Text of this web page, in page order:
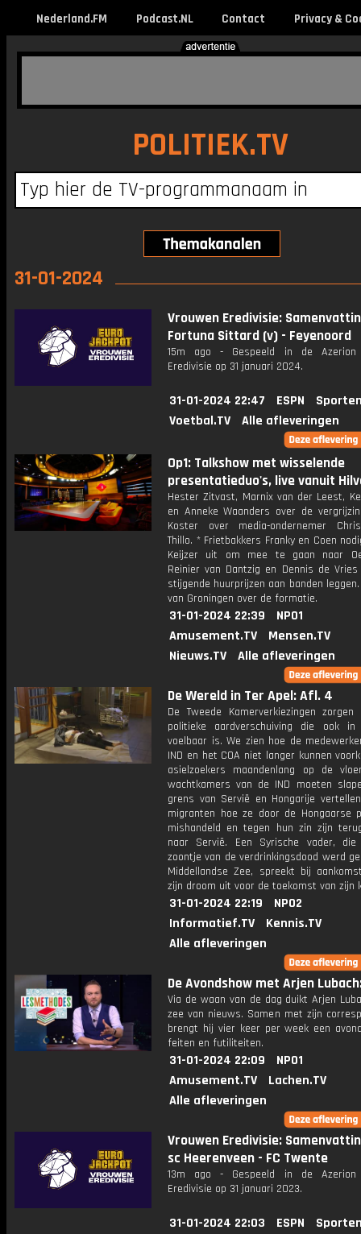
Nederland.FM Podcast.NL Contact Privacy &
POLITIEK.TV
31-01-2024
Vrouwen Eredivisie:
Fortuna Sittard (v) - Feyenoord
15m ago - Gespeeld in de Azerion
Eredivisie op 31 januari 2024.
31-01-2024 22:47 ESPN
Voetbal.TV
Alle afleveringen
Op1: Talkshow met wisselende
presentatieduo's, live vanuit
Hester Zitvast, Marnix van der Leest,
en Anneke Waanders over de
Koster over media-ondernemer
Thillo. * Frietbakkers Franky en Coen
Keijzer uit om mee te gaan naar
Reinier van Dantzig en Dennis de
stijgende huurprijzen aan banden
van Groningen over de formatie.
31-01-2024 22:39
NPO1
Amusement.TV
Mensen.TV
Nieuws.TV
Alle afleveringen
De Wereld in Ter Apel: Afl. 4
De Tweede Kamerverkiezingen
politieke aardverschuiving die ook in
voelbaar is. We zien hoe de
IND en het COA niet langer kunnen
asielzoekers maandenlang op de
wachtkamers van de IND moeten
grens van Servië en Hongarije
migranten hoe ze door de Hongaarse
mishandeld en tegen hun zin zijn
naar Servië. Een Syrische vader,
zoontje van de verdrinkingsdood werd
Middellandse Zee, spreekt bij
zijn droom uit voor de toekomst van zijn
31-01-2024 22:19
NPO2
Informatief.TV
Kennis.TV
Alle afleveringen
De Avondshow met Arjen
Via de waan van de dag duikt Arjen
zee van nieuws. Samen met zijn
brengt hij vier keer per week een
feiten en futiliteiten.
31-01-2024 22:09
NPO1
Amusement.TV
Lachen.TV
Alle afleveringen
Vrouwen Eredivisie:
sc Heerenveen - FC Twente
13m ago - Gespeeld in de Azerion
Eredivisie op 31 januari 2023.
31-01-2024 22:03 ESPN